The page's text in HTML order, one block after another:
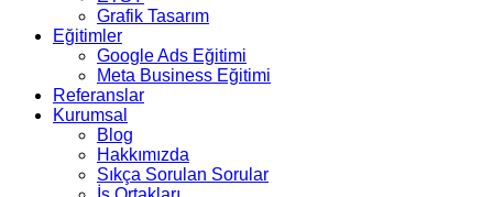
Grafik Tasarım
Eğitimler
Google Ads Eğitimi
Meta Business Eğitimi
Referanslar
Kurumsal
Blog
Hakkımızda
Sıkça Sorulan Sorular